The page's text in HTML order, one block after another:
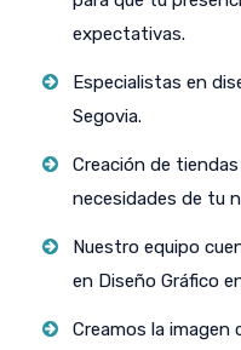
expectativas.
Especialistas en
Segovia.
Creación de
necesidades de tu
Nuestro equipo
en Diseño Gráfico
Creamos la imagen